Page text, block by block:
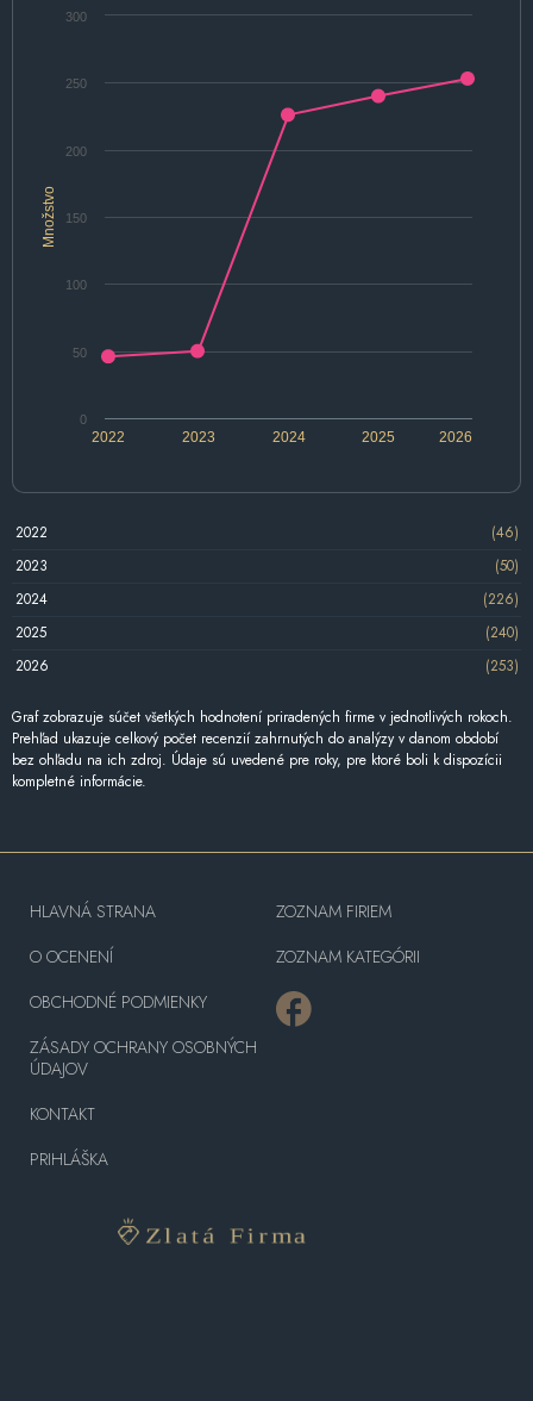
Množstvo
2022 2024 2026
2023 2025
0
50
100
150
200
250
300
2022
(46)
2023
(50)
2024
(226)
2025
(240)
2026
(253)
Graf zobrazuje súčet všetkých hodnotení priradených firme v jednotlivých rokoch.
Prehľad ukazuje celkový počet recenzií zahrnutých do analýzy v danom období
bez ohľadu na ich zdroj. Údaje sú uvedené pre roky, pre ktoré boli k dispozícii
kompletné informácie.
HLAVNÁ STRANA
O OCENENÍ
OBCHODNÉ PODMIENKY
ZÁSADY OCHRANY OSOBNÝCH
ÚDAJOV
KONTAKT
PRIHLÁŠKA
ZOZNAM FIRIEM
ZOZNAM KATEGÓRII